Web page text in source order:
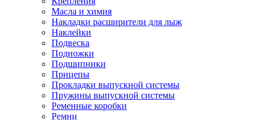
Масла и химия
Накладки расширители для лыж
Наклейки
Подвеска
Подножки
Подшипники
Прицепы
Прокладки выпускной системы
Пружины выпускной системы
Ременные коробки
Ремни